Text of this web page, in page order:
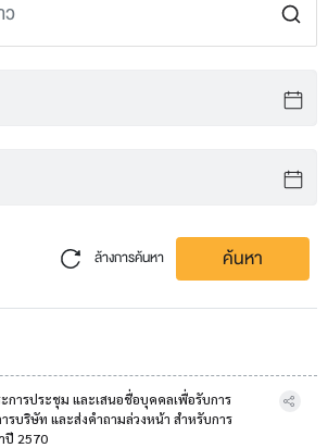
ล้างการค้นหา ค้นหา
การประชุม และเสนอชื่อบุคคลเพื่อรับการ
รบริษัท และส่งคำถามล่วงหน้า สำหรับการ
ปี 2570